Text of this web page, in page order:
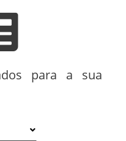
para a sua